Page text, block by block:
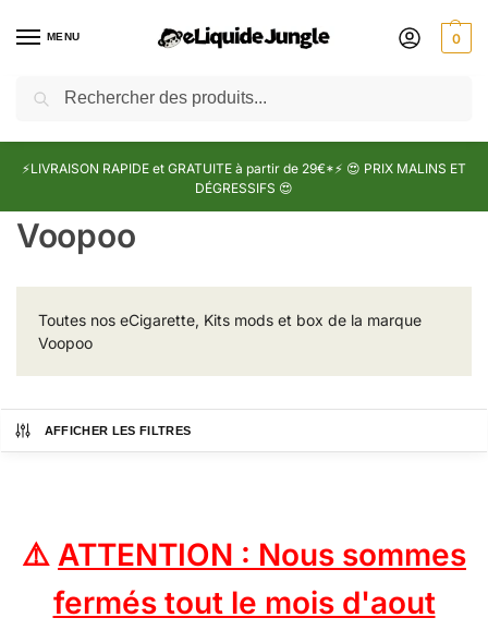
MENU 0
⚡LIVRAISON RAPIDE et GRATUITE à partir de 29€*⚡ 😍 PRIX MALINS ET
DÉGRESSIFS 😍
Voopoo
Toutes nos eCigarette, Kits mods et box de la marque
Voopoo
AFFICHER LES FILTRES
⚠️ ATTENTION : Nous sommes
fermés tout le mois d'aout